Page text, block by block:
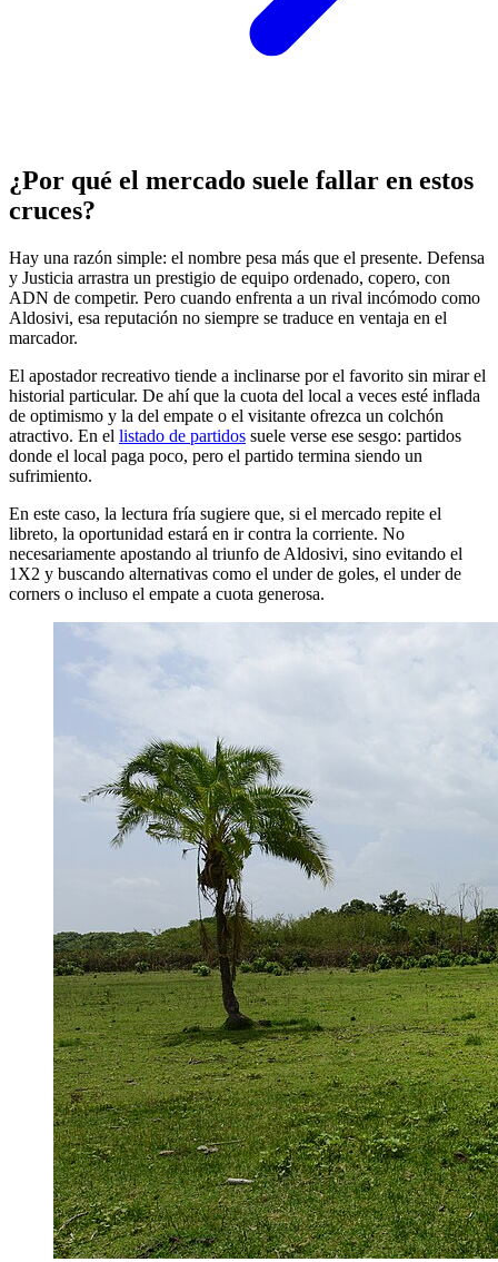
¿Por qué el mercado suele fallar en estos
cruces?
Hay una razón simple: el nombre pesa más que el presente. Defensa
y Justicia arrastra un prestigio de equipo ordenado, copero, con
ADN de competir. Pero cuando enfrenta a un rival incómodo como
Aldosivi, esa reputación no siempre se traduce en ventaja en el
marcador.
El apostador recreativo tiende a inclinarse por el favorito sin mirar el
historial particular. De ahí que la cuota del local a veces esté inflada
de optimismo y la del empate o el visitante ofrezca un colchón
atractivo. En el listado de partidos suele verse ese sesgo: partidos
donde el local paga poco, pero el partido termina siendo un
sufrimiento.
En este caso, la lectura fría sugiere que, si el mercado repite el
libreto, la oportunidad estará en ir contra la corriente. No
necesariamente apostando al triunfo de Aldosivi, sino evitando el
1X2 y buscando alternativas como el under de goles, el under de
corners o incluso el empate a cuota generosa.